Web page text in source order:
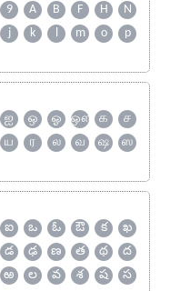
9 A B F H
N
j k l m o
p
ஐ ஒ ஓ ஔ க
ச
ய ர ல வ ஷ
ஸ
ఐ ఒ ఓ ఔ క
ఖ
డ ఢ ణ త థ
ద
ఱ ల వ శ ష
స